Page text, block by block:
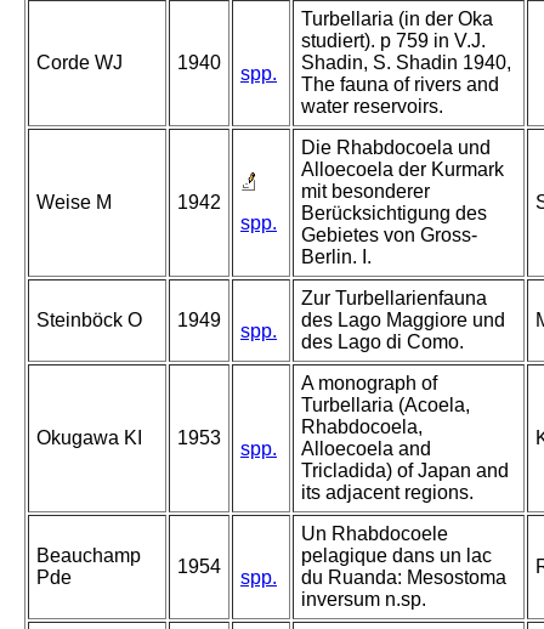
Corde WJ 1940
spp.
Turbellaria (in der Oka
studiert). p 759 in V.J.
Shadin, S. Shadin 1940,
The fauna of rivers and
water reservoirs.
Weise M
1942
spp.
Die Rhabdocoela und
Alloecoela der Kurmark
mit besonderer
Berücksichtigung des
Gebietes von Gross-
Berlin. I.
Steinböck O 1949
spp.
Zur Turbellarienfauna
des Lago Maggiore und
des Lago di Como.
Okugawa KI 1953
spp.
A monograph of
Turbellaria (Acoela,
Rhabdocoela,
Alloecoela and
Tricladida) of Japan and
its adjacent regions.
Beauchamp
Pde
1954
spp.
Un Rhabdocoele
pelagique dans un lac
du Ruanda: Mesostoma
inversum n.sp.